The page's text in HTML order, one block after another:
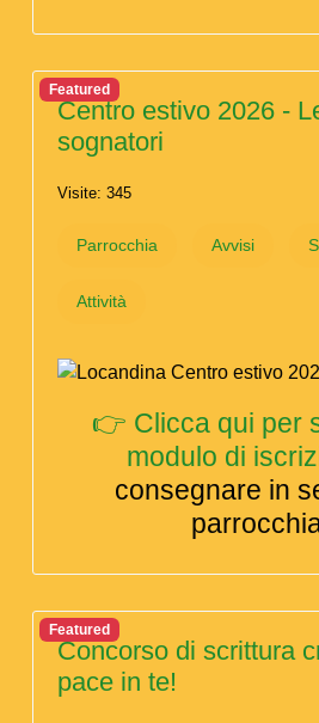
Featured
Centro estivo 2026 -
sognatori
Visite: 345
Parrocchia Avvisi
Attività
👉 Clicca qui per
modulo di
consegnare in
Featured
Concorso di scrittura
pace in te!